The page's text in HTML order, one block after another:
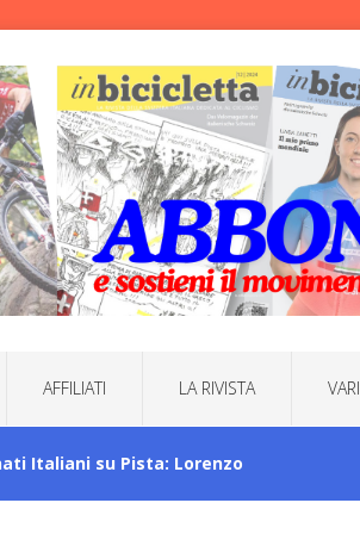
AFFILIATI LA RIVISTA
Italiani su Pista: Lorenzo